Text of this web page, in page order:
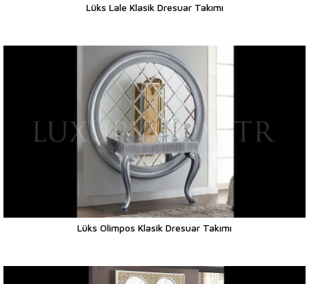
Lüks Lale Klasik Dresuar Takımı
Lüks Olimpos Klasik Dresuar Takımı